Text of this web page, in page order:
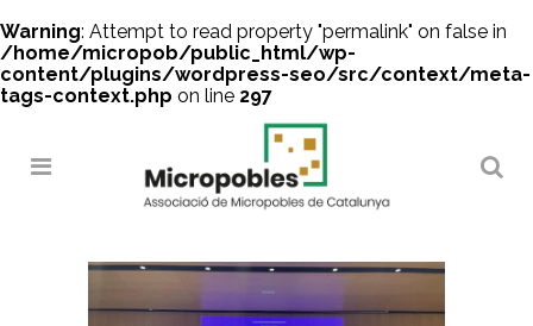
Warning: Attempt to read property "permalink" on false in
/home/micropob/public_html/wp-
content/plugins/wordpress-seo/src/context/meta-
tags-context.php on line 297